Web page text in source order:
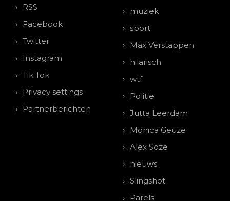
RSS
Facebook
Twitter
Instagram
Tik Tok
Privacy settings
Partnerberichten
muziek
sport
Max Verstappen
hilarisch
wtf
Politie
Jutta Leerdam
Monica Geuze
Alex Soze
nieuws
Slingshot
Parels